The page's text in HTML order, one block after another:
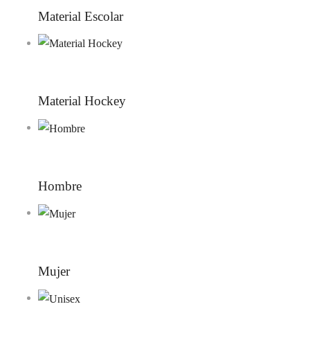
Material Escolar
Material Hockey
Hombre
Mujer